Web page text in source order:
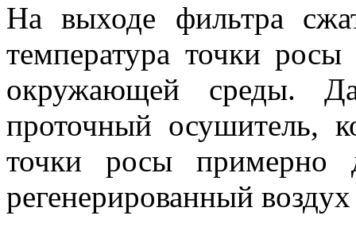
На выходе фильтра
температура точки росы
окружающей среды.
проточный осушитель,
точки росы
регенерированный